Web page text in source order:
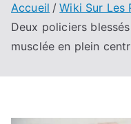
Accueil
Wiki Sur Les
Deux policiers
musclée en plein